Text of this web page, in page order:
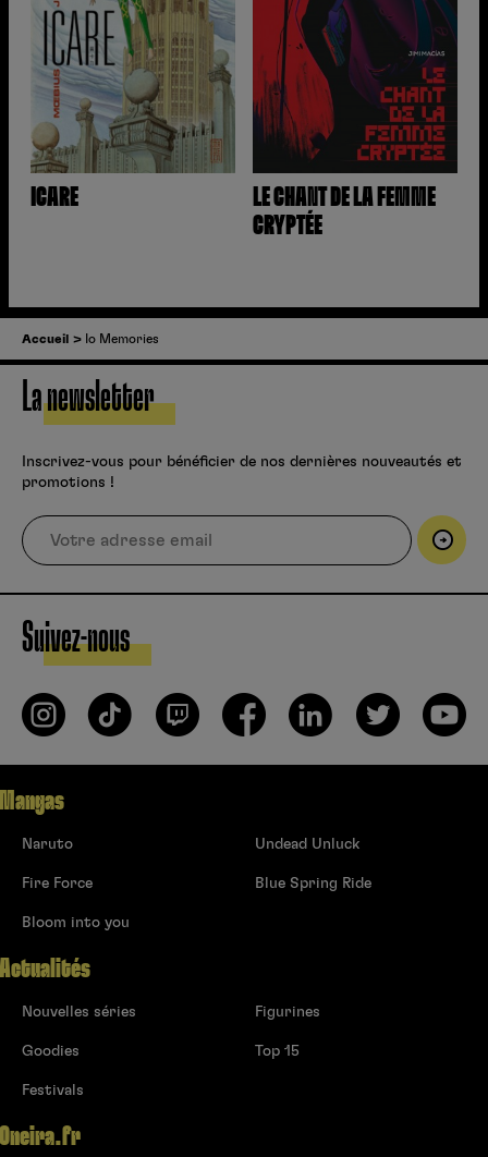
ICARE
LE CHANT DE LA FEMME
CRYPTÉE
Accueil Io Memories
La newsletter
Inscrivez-vous pour bénéficier de nos dernières nouveautés et
promotions !
Suivez-nous
Mangas
Naruto
Fire Force
Bloom into you
Undead Unluck
Blue Spring Ride
Actualités
Nouvelles séries
Goodies
Festivals
Figurines
Top 15
Oneira.fr